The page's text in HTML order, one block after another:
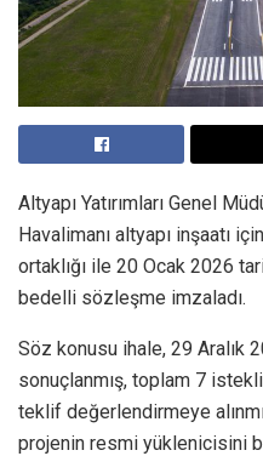
Altyapı Yatırımları Genel
Havalimanı altyapı inşaatı
ortaklığı ile 20 Ocak 2026
bedelli sözleşme imzaladı.
Söz konusu ihale, 29 Aralık
sonuçlanmış, toplam 7
teklif değerlendirmeye
projenin resmi yüklenicisini